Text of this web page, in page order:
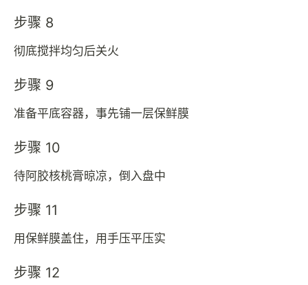
步骤 8
彻底搅拌均匀后关火
步骤 9
准备平底容器，事先铺一层保鲜膜
步骤 10
待阿胶核桃膏晾凉，倒入盘中
步骤 11
用保鲜膜盖住，用手压平压实
步骤 12